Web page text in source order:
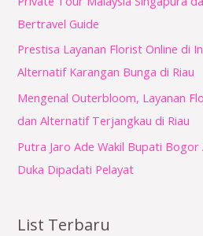
Bertravel Guide
Prestisa Layanan Florist Online di
Alternatif Karangan Bunga di Riau
Mengenal Outerbloom, Layanan
dan Alternatif Terjangkau di Riau
Putra Jaro Ade Wakil Bupati Bogor
Duka Dipadati Pelayat
List Terbaru